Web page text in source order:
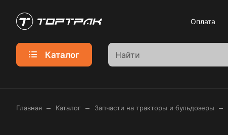
Оплата
Каталог
Главная – Каталог – Запчасти на тракторы и бульдозеры –